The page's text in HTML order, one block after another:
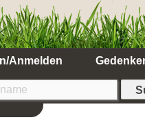
Anmelden